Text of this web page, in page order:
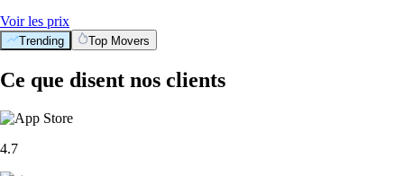
Voir les prix
Trending Top Movers
Ce que disent nos clients
4.7